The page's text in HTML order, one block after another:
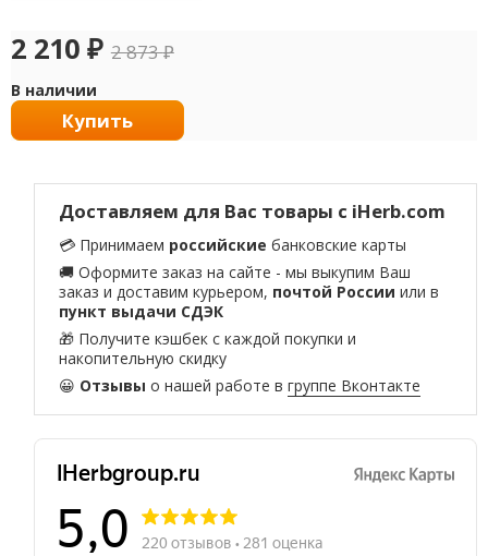
2 210 ₽ 2 873₽
В наличии
Купить
Доставляем для Вас товары с iHerb.com
💳 Принимаем российские банковские карты
🚚 Оформите заказ на сайте - мы выкупим Ваш
заказ и доставим курьером, почтой России или в
пункт выдачи СДЭК
🎁 Получите кэшбек с каждой покупки и
накопительную скидку
😀 Отзывы о нашей работе вгруппе Вконтакте